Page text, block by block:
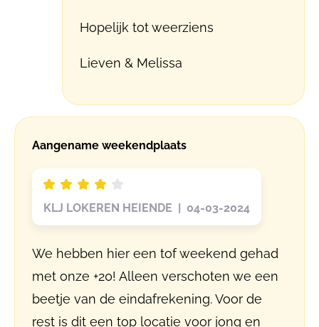
Hopelijk tot weerziens
Lieven & Melissa
Aangename weekendplaats
KLJ LOKEREN HEIENDE | 04-03-2024
We hebben hier een tof weekend gehad
met onze +20! Alleen verschoten we een
beetje van de eindafrekening. Voor de
rest is dit een top locatie voor jong en